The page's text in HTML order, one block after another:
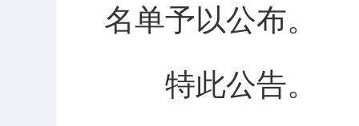
名单予以公布。
特此公告。